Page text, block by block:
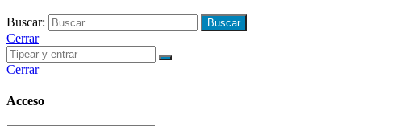
Buscar:
Cerrar
Cerrar
Acceso